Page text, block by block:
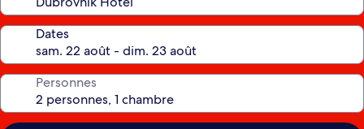
Dates
Personnes